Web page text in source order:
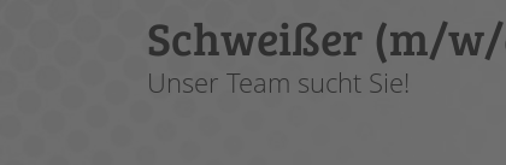
Schweißer (m/
Unser Team sucht Sie!